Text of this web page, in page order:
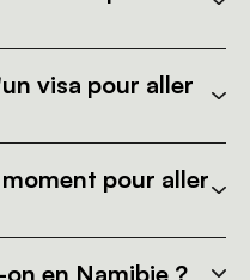
visa pour aller
pour aller
en Namibie ?